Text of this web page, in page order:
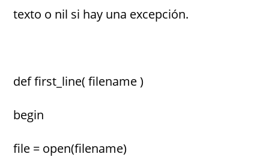
texto o nil si hay una excepción.
def first_line( filename )
begin
file = open(filename)